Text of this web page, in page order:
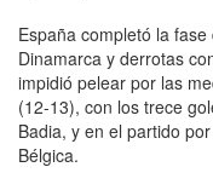
España completó la
Dinamarca y derrotas
impidió pelear por las
(12-13), con los trece
Badia, y en el partido
Bélgica.